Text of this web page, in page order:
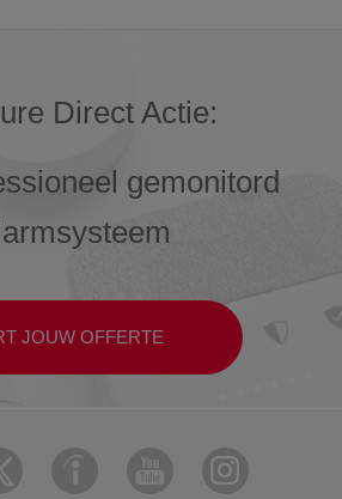
Direct Actie:
gemonitord
JOUW OFFERTE